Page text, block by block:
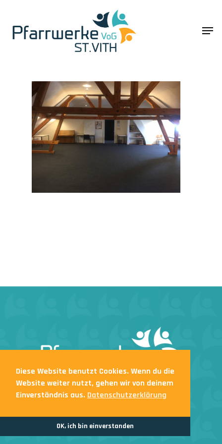
Impressum & Datenschutzerklärung
Diese Website benutzt Cookies. Wenn du die
Website weiter nutzt, gehen wir von deinem
Einverständnis aus. Datenschutzerklärung
OK, ich bin einverstanden